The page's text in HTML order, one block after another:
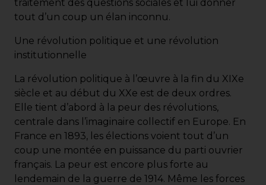
traitement des questions sociales et lui donner
tout d’un coup un élan inconnu.
Une révolution politique et une révolution
institutionnelle
La révolution politique à l’œuvre à la fin du XIXe
siècle et au début du XXe est de deux ordres.
Elle tient d’abord à la peur des révolutions,
centrale dans l’imaginaire collectif en Europe. En
France en 1893, les élections voient tout d’un
coup une montée en puissance du parti ouvrier
français. La peur est encore plus forte au
lendemain de la guerre de 1914. Même les forces